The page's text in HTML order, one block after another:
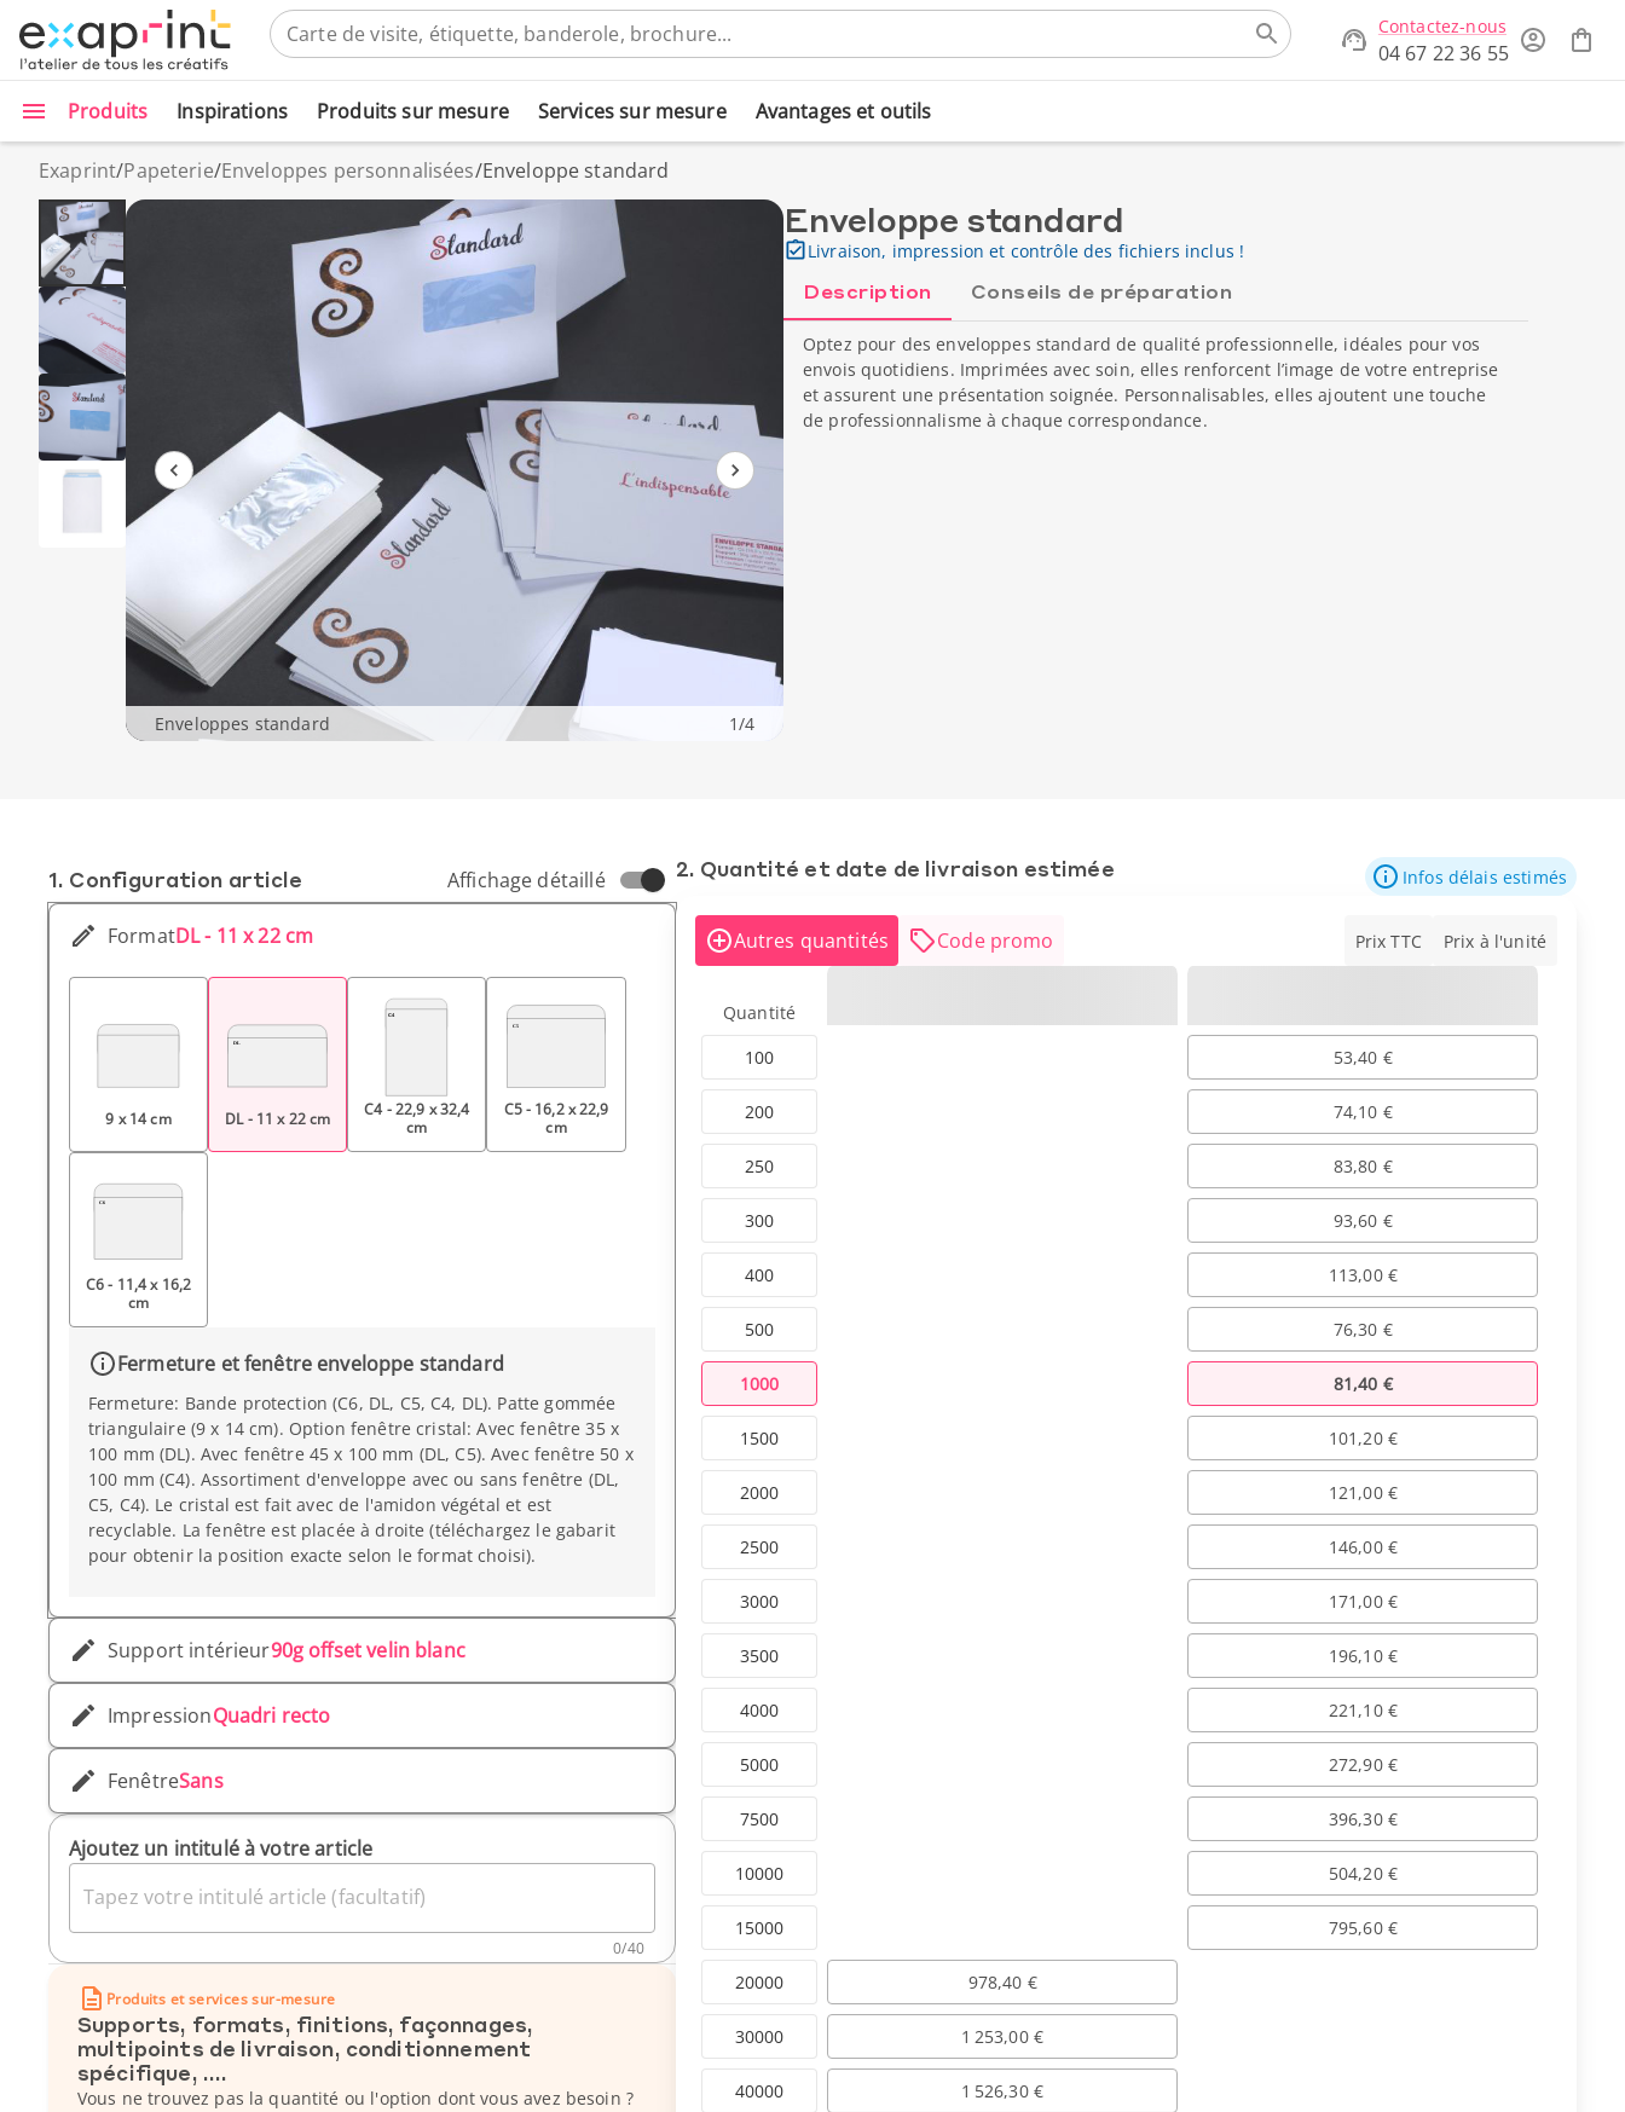
Contactez-nous
04 67 22 36 55
Produits Inspirations Produits sur mesure Services sur mesure Avantages et outils
Exaprint/Papeterie/Enveloppes personnalisées/Enveloppe standard
Enveloppes standard 1/4
Enveloppe standard
Livraison, impression et contrôle des fichiers inclus !
Description Conseils de préparation
Optez pour des enveloppes standard de qualité professionnelle, idéales pour vos
envois quotidiens. Imprimées avec soin, elles renforcent l’image de votre entreprise
et assurent une présentation soignée. Personnalisables, elles ajoutent une touche
de professionnalisme à chaque correspondance.
1. Conf­iguration article Affichage détaillé
FormatDL - 11 x 22 cm
9 x 14 cm DL - 11 x 22 cm
C4 - 22,9 x 32,4
cm
C5 - 16,2 x 22,9
cm
C6 - 11,4 x 16,2
cm
Fermeture et fenêtre enveloppe standard
Fermeture: Bande protection (C6, DL, C5, C4, DL). Patte gommée
triangulaire (9 x 14 cm). Option fenêtre cristal: Avec fenêtre 35 x
100 mm (DL). Avec fenêtre 45 x 100 mm (DL, C5). Avec fenêtre 50 x
100 mm (C4). Assortiment d'enveloppe avec ou sans fenêtre (DL,
C5, C4). Le cristal est fait avec de l'amidon végétal et est
recyclable. La fenêtre est placée à droite (téléchargez le gabarit
pour obtenir la position exacte selon le format choisi).
Support intérieur90g offset velin blanc
ImpressionQuadri recto
FenêtreSans
Ajoutez un intitulé à votre article
Tapez votre intitulé article (facultatif)
0/40
Produits et services sur-mesure
Supports, formats, finitions, façonnages,
multipoints de livraison, conditionnement
spécifique, ....
Vous ne trouvez pas la quantité ou l'option dont vous avez besoin ?
2. Quantité et date de livraison estimée Infos délais estimés
Autres quantités Code promo Prix TTC Prix à l'unité
Quantité
100
200
250
300
400
500
1000
1500
2000
2500
3000
3500
4000
5000
7500
10000
15000
20000
30000
40000
53,40 €
74,10 €
83,80 €
93,60 €
113,00 €
76,30 €
81,40 €
101,20 €
121,00 €
146,00 €
171,00 €
196,10 €
221,10 €
272,90 €
396,30 €
504,20 €
795,60 €
978,40 €
1 253,00 €
1 526,30 €